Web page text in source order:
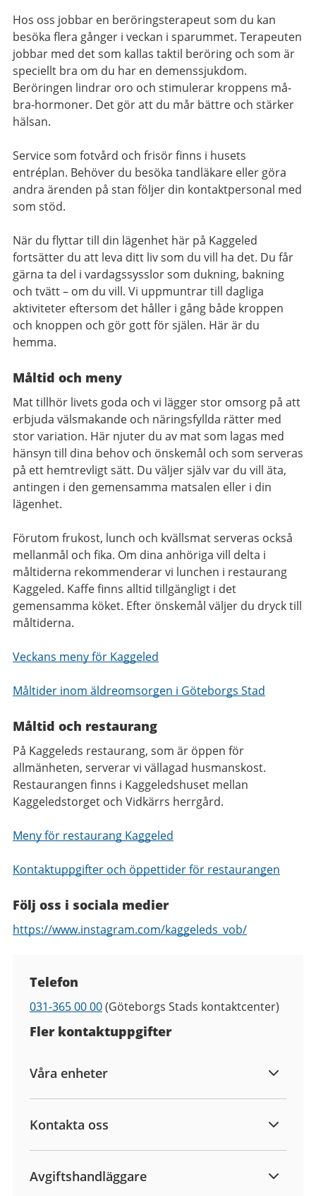
Hos oss jobbar en beröringsterapeut som du kan
besöka flera gånger i veckan i sparummet. Terapeuten
jobbar med det som kallas taktil beröring och som är
speciellt bra om du har en demenssjukdom.
Beröringen lindrar oro och stimulerar kroppens må-
bra-hormoner. Det gör att du mår bättre och stärker
hälsan.
Service som fotvård och frisör finns i husets
entréplan. Behöver du besöka tandläkare eller göra
andra ärenden på stan följer din kontaktpersonal med
som stöd.
När du flyttar till din lägenhet här på Kaggeled
fortsätter du att leva ditt liv som du vill ha det. Du får
gärna ta del i vardagssysslor som dukning, bakning
och tvätt – om du vill. Vi uppmuntrar till dagliga
aktiviteter eftersom det håller i gång både kroppen
och knoppen och gör gott för själen. Här är du
hemma.
Måltid och meny
Mat tillhör livets goda och vi lägger stor omsorg på att
erbjuda välsmakande och näringsfyllda rätter med
stor variation. Här njuter du av mat som lagas med
hänsyn till dina behov och önskemål och som serveras
på ett hemtrevligt sätt. Du väljer själv var du vill äta,
antingen i den gemensamma matsalen eller i din
lägenhet.
Förutom frukost, lunch och kvällsmat serveras också
mellanmål och fika. Om dina anhöriga vill delta i
måltiderna rekommenderar vi lunchen i restaurang
Kaggeled. Kaffe finns alltid tillgängligt i det
gemensamma köket. Efter önskemål väljer du dryck till
måltiderna.
Veckans meny för Kaggeled
Måltider inom äldreomsorgen i Göteborgs Stad
Måltid och restaurang
På Kaggeleds restaurang, som är öppen för
allmänheten, serverar vi vällagad husmanskost.
Restaurangen finns i Kaggeledshuset mellan
Kaggeledstorget och Vidkärrs herrgård.
Meny för restaurang Kaggeled
Kontaktuppgifter och öppettider för restaurangen
Följ oss i sociala medier
https://www.instagram.com/kaggeleds_vob/
Telefon
Telefon
031-365 00 00(Göteborgs Stads kontaktcenter)
Fler kontaktuppgifter
Våra enheter
Kontakta oss
Avgiftshandläggare